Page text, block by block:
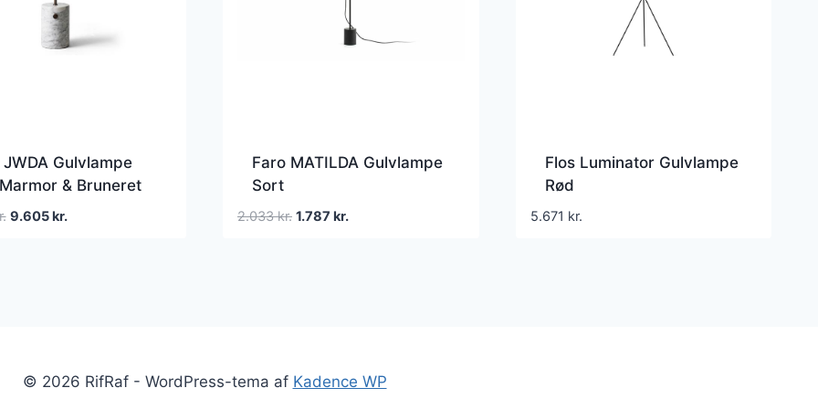
Gulvlampe
& Bruneret
Den
9.605kr.Den
Faro MATILDA Gulvlampe
Sort
2.033kr. Den
1.787 kr.Den
Flos Luminator Gulvlampe
Rød
5.671 kr.
© 2026 RifRaf - WordPress-tema af Kadence WP